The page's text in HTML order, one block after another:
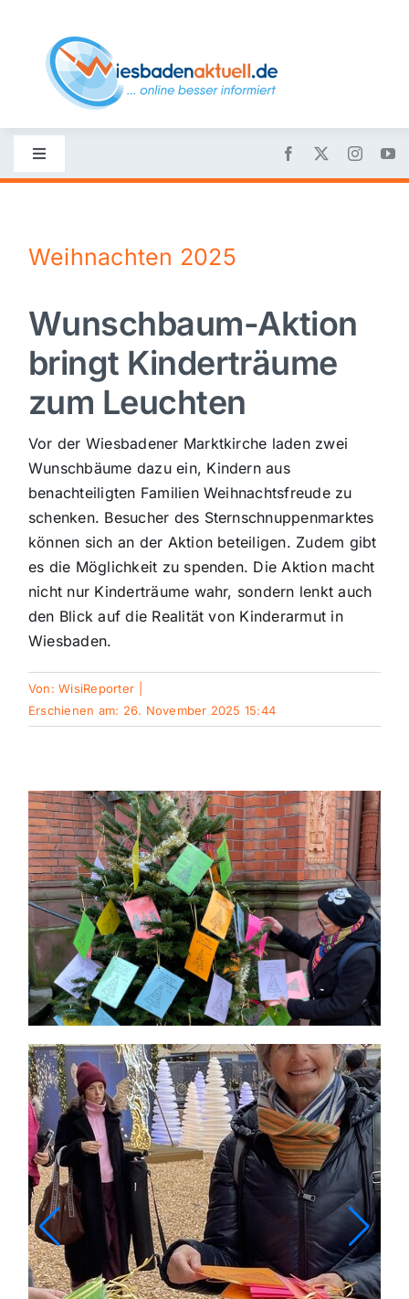
content
Toggle
Navigation
Nachrichten
Politik
Wirtschaft
Sport
Kultur
Panorama
Mein Stadtteil
Galerie
Polizeimeldungen
Themen und Termine
Gewinnspiele
Weihnachten 2025
Wunschbaum-Aktion
bringt Kinderträume
zum Leuchten
Vor der Wiesbadener Marktkirche laden zwei
Wunschbäume dazu ein, Kindern aus
benachteiligten Familien Weihnachtsfreude zu
schenken. Besucher des Sternschnuppenmarktes
können sich an der Aktion beteiligen. Zudem gibt
es die Möglichkeit zu spenden. Die Aktion macht
nicht nur Kinderträume wahr, sondern lenkt auch
den Blick auf die Realität von Kinderarmut in
Wiesbaden.
Von:WisiReporter
Erschienen am: 26. November 2025 15:44